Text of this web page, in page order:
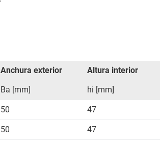
Anchura exterior Altura interior
Ba [mm] hi [mm]
50 47
50 47